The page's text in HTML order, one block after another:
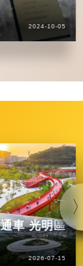
2024-10-05
車 光明區
2026-07-15